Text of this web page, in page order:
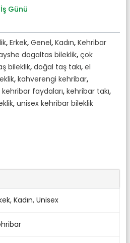
Günü
, Erkek, Genel, Kadın, Kehribar
dogaltas bileklik, çok
bileklik, doğal taş takı, el
, kahverengi kehribar,
kehribar faydaları, kehribar takı,
, unisex kehribar bileklik
, Kadın, Unisex